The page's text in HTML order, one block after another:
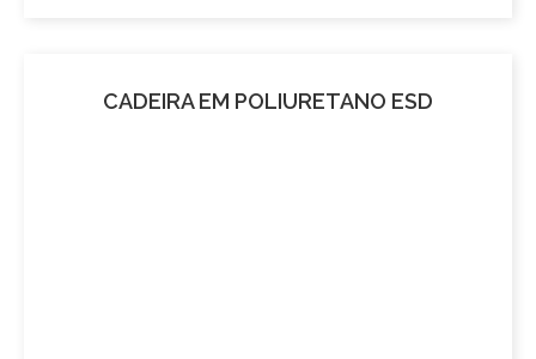
CADEIRA EM POLIURETANO ESD